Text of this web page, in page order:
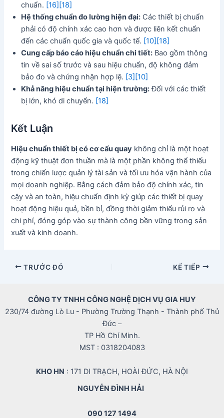
chuẩn. [16] [18]
Hệ thống chuẩn đo lường hiện đại: Các thiết bị chuẩn
phải có độ chính xác cao hơn và được liên kết chuẩn
đến các chuẩn quốc gia và quốc tế. [10] [18]
Cung cấp báo cáo hiệu chuẩn chi tiết: Bao gồm thông
tin về sai số trước và sau hiệu chuẩn, độ không đảm
bảo đo và chứng nhận hợp lệ. [3] [10]
Khả năng hiệu chuẩn tại hiện trường:Đối với các thiết
bị lớn, khó di chuyển. [18]
Kết Luận
Hiệu chuẩn thiết bị có cơ cấu quay không chỉ là một hoạt
động kỹ thuật đơn thuần mà là một phần không thể thiếu
trong chiến lược quản lý tài sản và tối ưu hóa vận hành của
mọi doanh nghiệp. Bằng cách đảm bảo độ chính xác, tin
cậy và an toàn, hiệu chuẩn định kỳ giúp các thiết bị quay
hoạt động hiệu quả, bền bỉ, đồng thời giảm thiểu rủi ro và
chi phí, đóng góp vào sự thành công bền vững trong sản
xuất và kinh doanh.
Điều
TRƯỚC ĐÓ KẾ TIẾP
CÔNG TY TNHH CÔNG NGHỆ DỊCH VỤ GIA HUY
230/74 đường Lò Lu - Phường Trường Thạnh - Thành phố Thủ
Đức –
TP Hồ Chí Minh.
MST : 0318204083
KHO HN : 171 DI TRẠCH, HOÀI ĐỨC, HÀ NỘI
NGUYỄN ĐÌNH HẢI
090 127 1494